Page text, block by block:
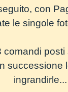
con
le singole
comandi posti
successione
ingrandirle...